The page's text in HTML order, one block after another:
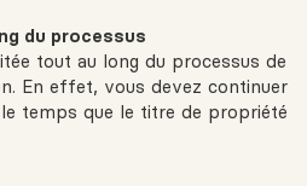
du processus
tout au long du processus de
En effet, vous devez continuer
temps que le titre de propriété